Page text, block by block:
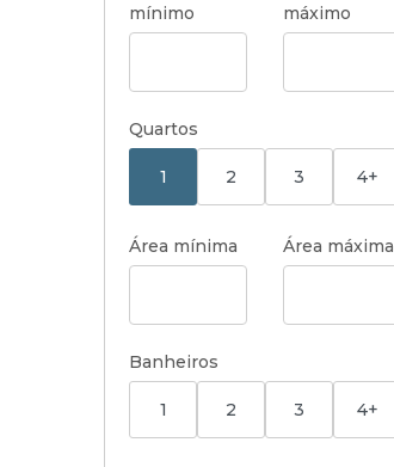
mínimo
máximo
Quartos
1 2 3 4+
Área mínima Área máxima
Banheiros
1 2 3 4+